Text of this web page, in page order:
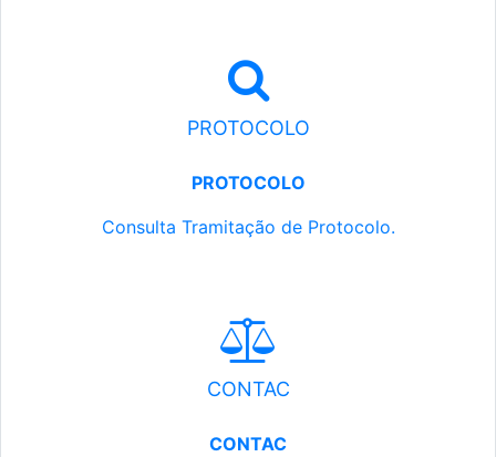
PROTOCOLO
PROTOCOLO
Consulta Tramitação de Protocolo.
CONTAC
CONTAC